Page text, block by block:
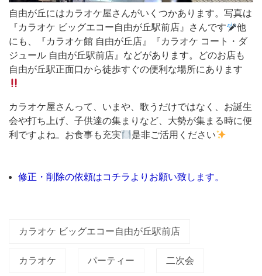
あ
り
ま
す。
写
真
は
『カ
オ
ケ
グ
エ
自由が丘にはカラオケ屋さんがいくつかあります。写真は
『カラオケ ビッグエコー自由が丘駅前店』さんです
他
にも、『カラオケ館 自由が丘店』『カラオケ コート・ダ
ジュール 自由が丘駅前店』などがあります。どのお店も
自由が丘駅正面口から徒歩すぐの便利な場所にあります
カラオケ屋さんって、いまや、歌うだけではなく、お誕生
会や打ち上げ、子供達の集まりなど、大勢が集まる時に便
利ですよね。お食事も充実
是非ご活用ください
修正・削除の依頼はコチラよりお願い致します。
カラオケ ビッグエコー自由が丘駅前店
カラオケ パーティー 二次会